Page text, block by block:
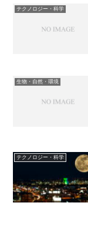
テクノロジー・科学
生物・自然・環境
テクノロジー・科学